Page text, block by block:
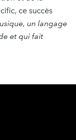
ce succès
un langage
et qui fait